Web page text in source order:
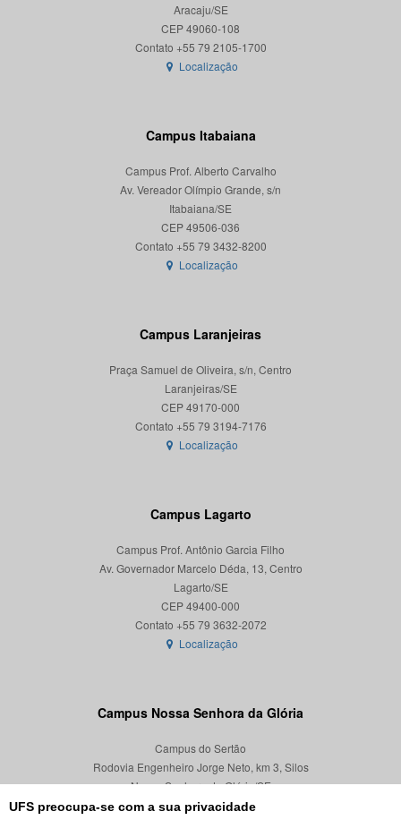
UFS preocupa-se com a sua privacidade
Aracaju/SE
CEP 49060-108
Localização
Campus Itabaiana
Campus Prof. Alberto Carvalho
Av. Vereador Olímpio Grande, s/n
Itabaiana/SE
CEP 49506-036
Localização
Campus Laranjeiras
Praça Samuel de Oliveira, s/n, Centro
Laranjeiras/SE
CEP 49170-000
Localização
Campus Lagarto
Campus Prof. Antônio Garcia Filho
Av. Governador Marcelo Déda, 13, Centro
Lagarto/SE
CEP 49400-000
Localização
Campus Nossa Senhora da Glória
Campus do Sertão
Rodovia Engenheiro Jorge Neto, km 3, Silos
Nossa Senhora da Glória/SE
CEP 49680-000